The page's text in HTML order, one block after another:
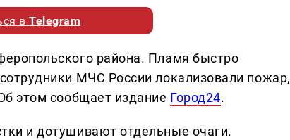
вTelegram
района. Пламя быстро
МЧС России локализовали пожар,
этом сообщает издание Город24.
и дотушивают отдельные очаги.